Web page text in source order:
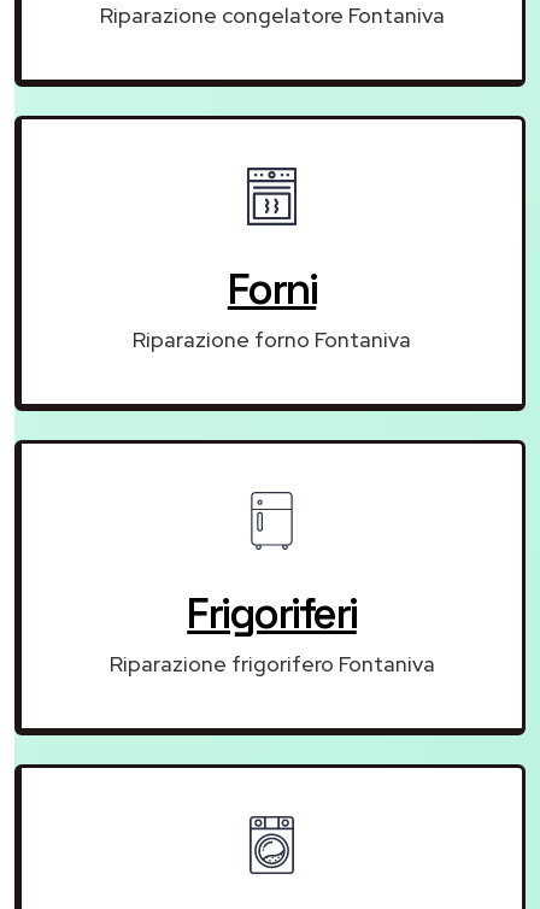
Riparazione congelatore Fontaniva
Forni
Riparazione forno Fontaniva
Frigoriferi
Riparazione frigorifero Fontaniva